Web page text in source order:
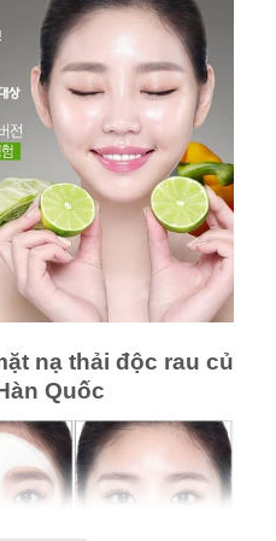
nạ thải độc rau củ
Quốc